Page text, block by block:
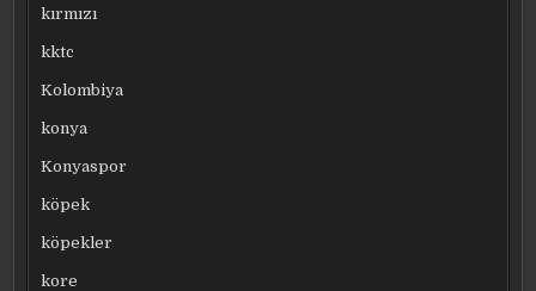
kırmızı
kktc
Kolombiya
konya
Konyaspor
köpek
köpekler
kore